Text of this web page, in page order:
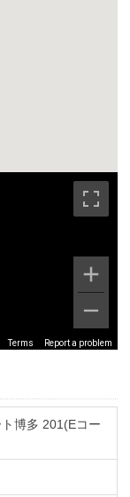
Terms Report a problem
ト博多 201(Eコー